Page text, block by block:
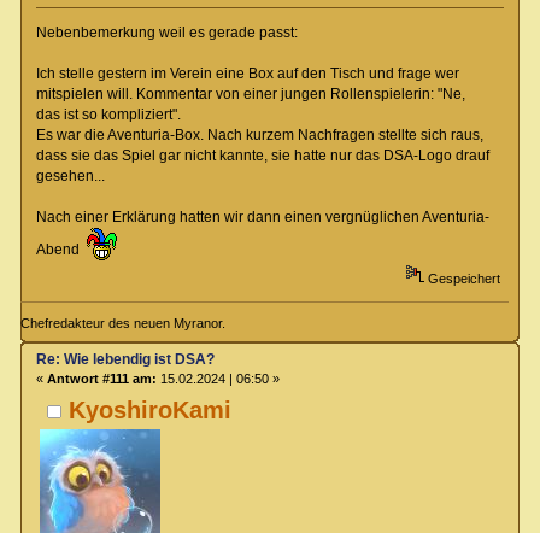
Nebenbemerkung weil es gerade passt:
Ich stelle gestern im Verein eine Box auf den Tisch und frage wer
mitspielen will. Kommentar von einer jungen Rollenspielerin: "Ne,
das ist so kompliziert".
Es war die Aventuria-Box. Nach kurzem Nachfragen stellte sich raus,
dass sie das Spiel gar nicht kannte, sie hatte nur das DSA-Logo drauf
gesehen...
Nach einer Erklärung hatten wir dann einen vergnüglichen Aventuria-
Abend
Gespeichert
Chefredakteur des neuen Myranor.
KyoshiroKami
Re: Wie lebendig ist DSA?
« Antwort #111 am: 15.02.2024 | 06:50 »